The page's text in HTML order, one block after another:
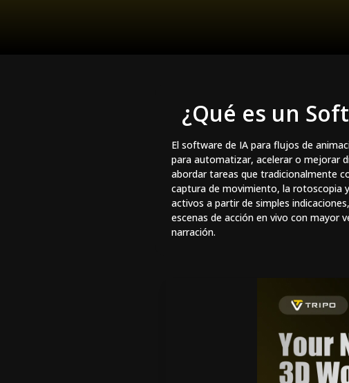
¿Qué es un
El software de IA para flujos de
para automatizar, acelerar o mejorar
abordar tareas que tradicionalmente
captura de movimiento, la rotoscopia
activos a partir de simples
escenas de acción en vivo con mayor
narración.